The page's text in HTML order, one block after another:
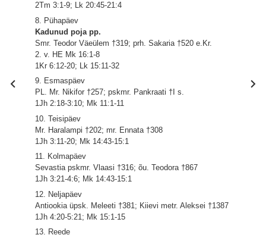
2Tm 3:1-9; Lk 20:45-21:4
8. Pühapäev
Kadunud poja pp.
Smr. Teodor Väeülem †319; prh. Sakaria †520 e.Kr.
2. v. HE Mk 16:1-8
1Kr 6:12-20; Lk 15:11-32
9. Esmaspäev
PL. Mr. Nikifor †257; pskmr. Pankraati †I s.
1Jh 2:18-3:10; Mk 11:1-11
10. Teisipäev
Mr. Haralampi †202; mr. Ennata †308
1Jh 3:11-20; Mk 14:43-15:1
11. Kolmapäev
Sevastia pskmr. Vlaasi †316; õu. Teodora †867
1Jh 3:21-4:6; Mk 14:43-15:1
12. Neljapäev
Antiookia üpsk. Meleeti †381; Kiievi metr. Aleksei †1387
1Jh 4:20-5:21; Mk 15:1-15
13. Reede